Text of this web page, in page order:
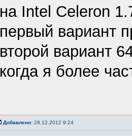
на Intel Celeron
первый вариант
второй вариант
когда я более
Добавлено: 28.12.2012 9:24